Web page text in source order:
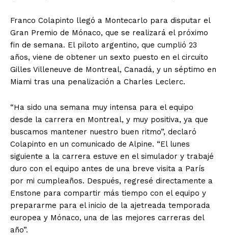
Franco Colapinto llegó a Montecarlo para disputar el
Gran Premio de Mónaco, que se realizará el próximo
fin de semana. El piloto argentino, que cumplió 23
años, viene de obtener un sexto puesto en el circuito
Gilles Villeneuve de Montreal, Canadá, y un séptimo en
Miami tras una penalización a Charles Leclerc.
“Ha sido una semana muy intensa para el equipo
desde la carrera en Montreal, y muy positiva, ya que
buscamos mantener nuestro buen ritmo”, declaró
Colapinto en un comunicado de Alpine. “El lunes
siguiente a la carrera estuve en el simulador y trabajé
duro con el equipo antes de una breve visita a París
por mi cumpleaños. Después, regresé directamente a
Enstone para compartir más tiempo con el equipo y
prepararme para el inicio de la ajetreada temporada
europea y Mónaco, una de las mejores carreras del
año”.